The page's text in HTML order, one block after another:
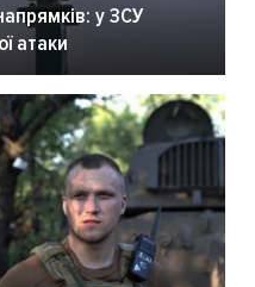
у ЗСУ
атаки